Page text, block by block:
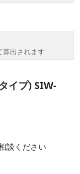
出されます
イプ) SIW-
談ください